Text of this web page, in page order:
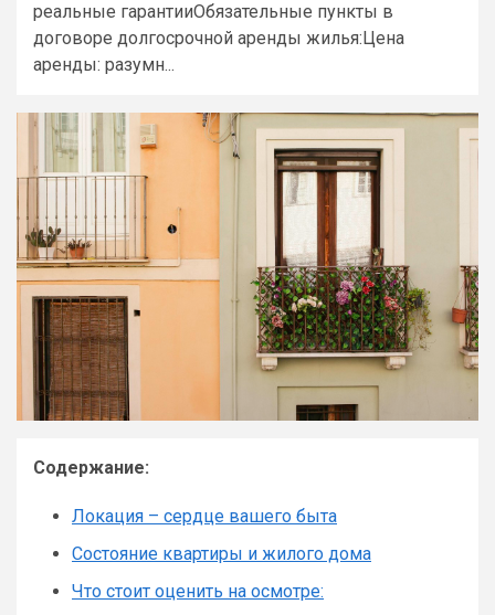
реальные гарантииОбязательные пункты в
договоре долгосрочной аренды жилья:Цена
аренды: разумн...
Содержание:
Локация – сердце вашего быта
Состояние квартиры и жилого дома
Что стоит оценить на осмотре: